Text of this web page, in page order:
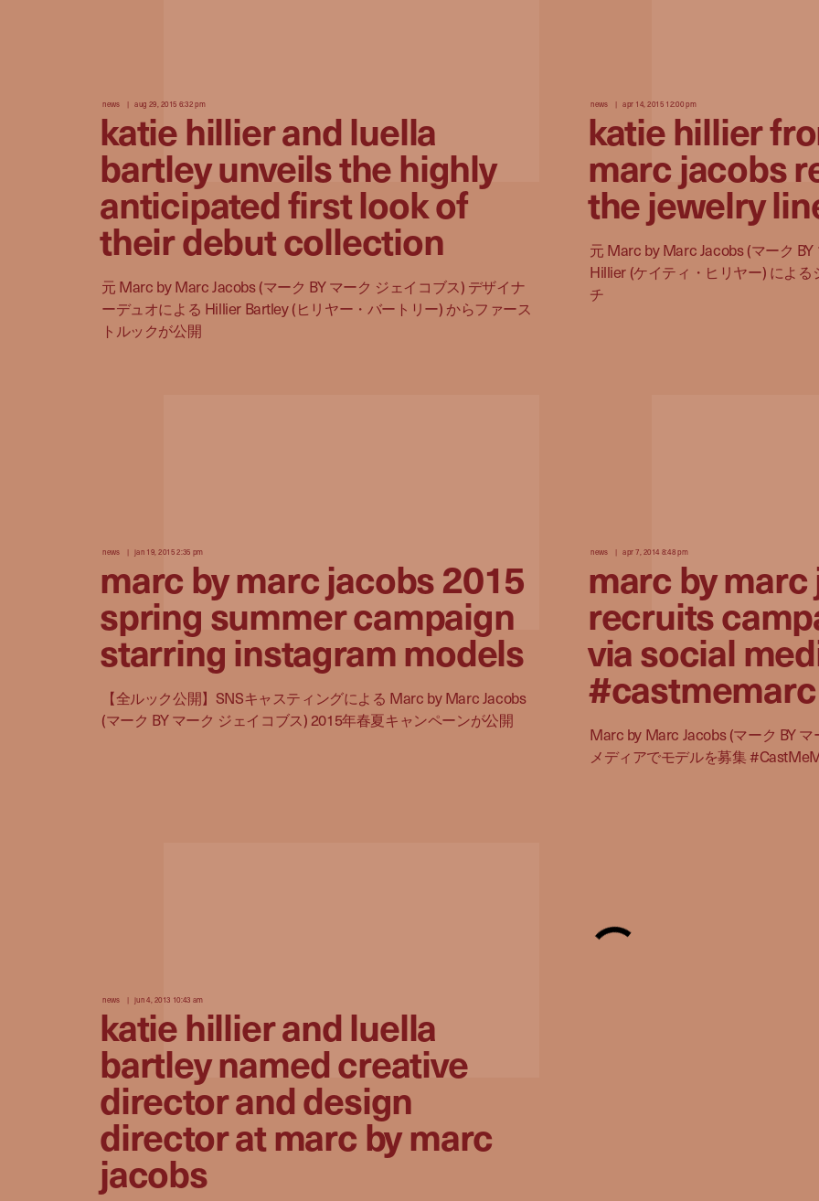
news aug 29, 2015 6:32 pm
katie hillier and luella
bartley unveils the highly
anticipated first look of
their debut collection
元 Marc by Marc Jacobs (マーク BY マーク ジェイコブス) デザイナ
ーデュオによる Hillier Bartley (ヒリヤー・バートリー) からファース
トルックが公開
news apr 14, 2015 12:00 pm
katie hillier
marc jacobs
the jewelry
元 Marc by Marc Jacobs (マーク
Hillier (ケイティ・ヒリヤー) によ
チ
news jan 19, 2015 2:35 pm
marc by marc jacobs 2015
spring summer campaign
starring instagram models
【全ルック公開】SNSキャスティングによる Marc by Marc Jacobs
(マーク BY マーク ジェイコブス) 2015年春夏キャンペーンが公開
news apr 7, 2014 8:48 pm
marc by
recruits
via social
#castmemarc
Marc by Marc Jacobs (マーク BY
メディアでモデルを募集
news jun 4, 2013 10:43 am
katie hillier and luella
bartley named creative
director and design
director at marc by marc
jacobs